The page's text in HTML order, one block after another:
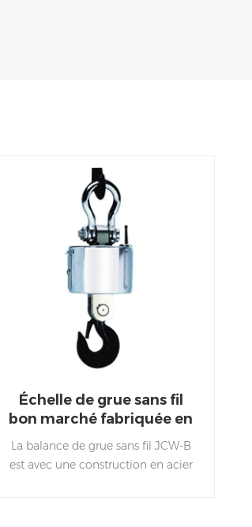
Échelle de grue sans fil
bon marché fabriquée en
La balance de grue sans fil JCW-B
est avec une construction en acier